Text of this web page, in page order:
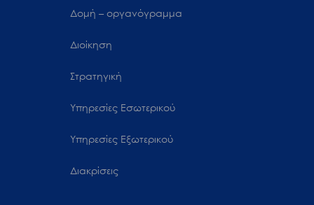
Δομή – οργανόγραμμα
Διοίκηση
Στρατηγική
Υπηρεσίες Εσωτερικού
Υπηρεσίες Εξωτερικού
Διακρίσεις